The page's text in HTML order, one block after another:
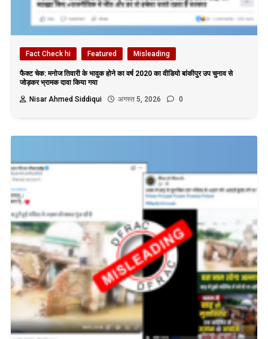
Fact Check hi Featured Misleading
फैक्ट चेक: मनोज तिवारी के भावुक होने का वर्ष 2020 का वीडियो बांकीपुर उप चुनाव से
जोड़कर भ्रामक दावा किया गया
Nisar Ahmed Siddiqui
अगस्त 5, 2026 0